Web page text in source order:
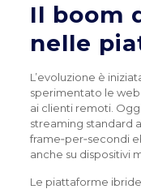
Il boom
nelle
L’evoluzione è
sperimentato le
ai clienti remoti.
streaming standard
frame‑per‑secondi
anche su dispositivi
Le piattaforme